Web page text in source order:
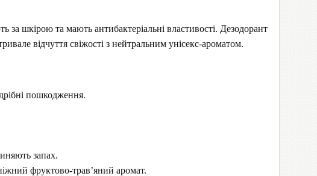
шкірою та мають антибактеріальні властивості. Дезодорант
відчуття свіжості з нейтральним унісекс-ароматом.
пошкодження.
запах.
фруктово-трав’яний аромат.